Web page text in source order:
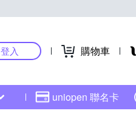
登入 購物車
uniopen 聯名卡